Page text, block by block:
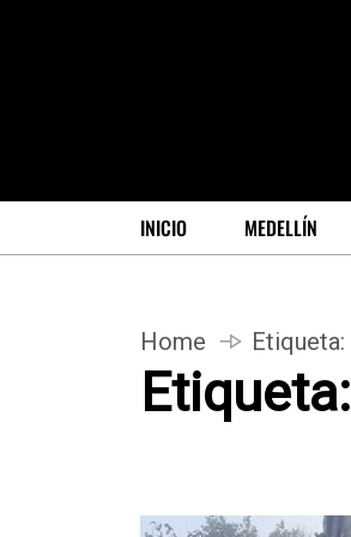
INICIO MEDELLÍN
Home Etiqueta:
Etiqueta: